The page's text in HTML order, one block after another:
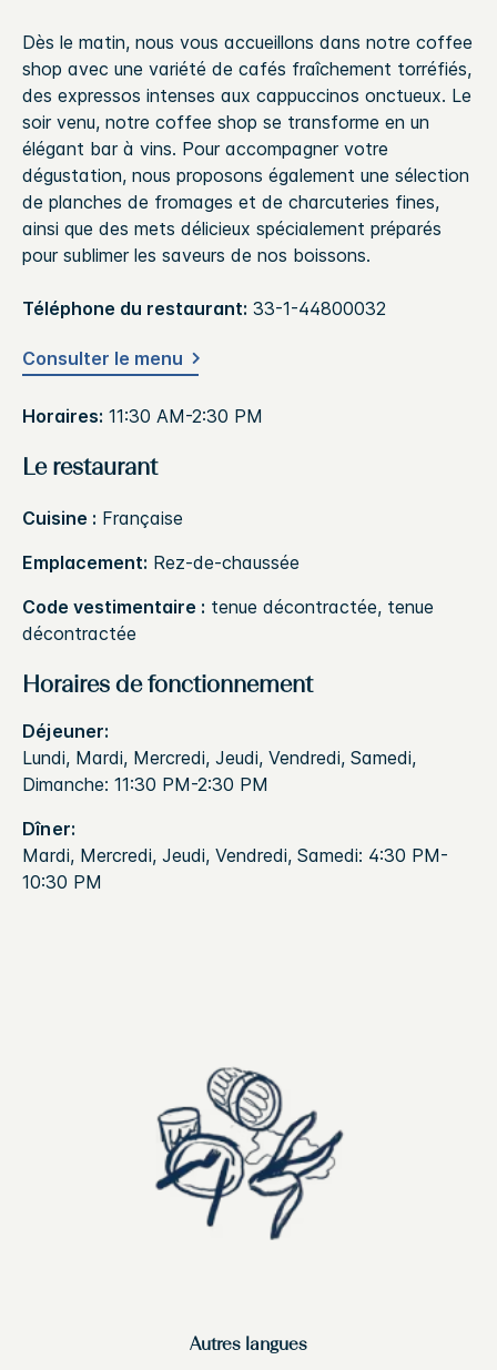
Dès le matin, nous vous accueillons dans notre coffee
shop avec une variété de cafés fraîchement torréfiés,
des expressos intenses aux cappuccinos onctueux. Le
soir venu, notre coffee shop se transforme en un
élégant bar à vins. Pour accompagner votre
dégustation, nous proposons également une sélection
de planches de fromages et de charcuteries fines,
ainsi que des mets délicieux spécialement préparés
pour sublimer les saveurs de nos boissons.
Téléphone du restaurant: 33-1-44800032
Consulter le menu
Horaires: 11:30 AM-2:30 PM
Le restaurant
Cuisine : Française
Emplacement: Rez-de-chaussée
Code vestimentaire : tenue décontractée, tenue
décontractée
Horaires de fonctionnement
Déjeuner:
Lundi, Mardi, Mercredi, Jeudi, Vendredi, Samedi,
Dimanche: 11:30 PM-2:30 PM
Dîner:
Mardi, Mercredi, Jeudi, Vendredi, Samedi: 4:30 PM-
10:30 PM
Autres langues